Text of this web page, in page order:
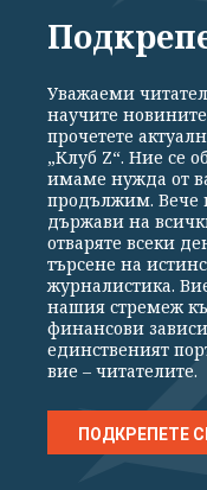
КРИБ настоява
София"
Двадесет и
мита
Какво
доброволци
Уважаеми
научите
прочетете
„Клуб Z“. Ние се
имаме нужда от
продължим. Вече
държави на
отваряте всеки
търсене на
журналистика.
нашия стремеж
финансови
единственият
вие – читателите.
ПОДКРЕПЕТЕ